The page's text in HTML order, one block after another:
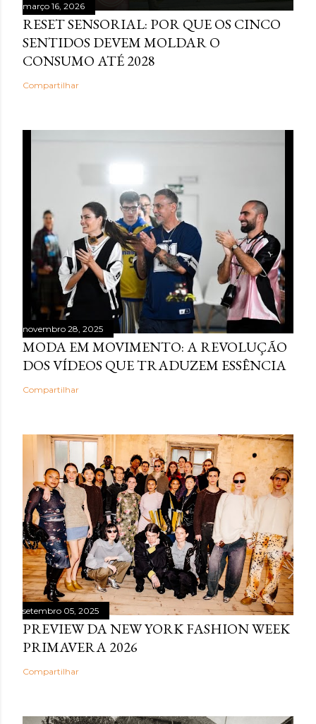
março 16, 2026
RESET SENSORIAL: POR QUE OS CINCO
SENTIDOS DEVEM MOLDAR O
CONSUMO ATÉ 2028
Compartilhar
novembro 28, 2025
MODA EM MOVIMENTO: A REVOLUÇÃO
DOS VÍDEOS QUE TRADUZEM ESSÊNCIA
Compartilhar
setembro 05, 2025
PREVIEW DA NEW YORK FASHION WEEK
PRIMAVERA 2026
Compartilhar